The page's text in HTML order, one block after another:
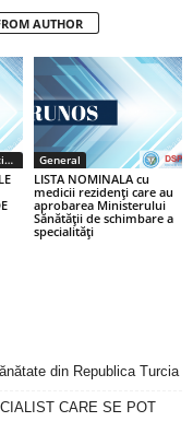
AUTHOR
Certificate medici specialiști / primari General
LISTA NOMINALA cu
medicii rezidenţi care au
aprobarea Ministerului
Sănătăţii de schimbare a
specialităţi
din Republica Turcia
CARE SE POT